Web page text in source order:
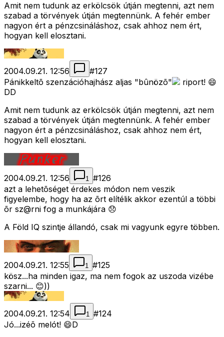
Amit nem tudunk az erkölcsök útján megtenni, azt nem
szabad a törvények útján megtennünk. A fehér ember
nagyon ért a pénzcsináláshoz, csak ahhoz nem ért,
hogyan kell elosztani.
2004.09.21. 12:56 #127
Pánikkeltõ szenzációhajhász aljas "bûnözõ"
riport! 😄
DD
Amit nem tudunk az erkölcsök útján megtenni, azt nem
szabad a törvények útján megtennünk. A fehér ember
nagyon ért a pénzcsináláshoz, csak ahhoz nem ért,
hogyan kell elosztani.
2004.09.21. 12:56 1 #126
azt a lehetõséget érdekes módon nem veszik
figyelembe, hogy ha az õrt elítélik akkor ezentúl a többi
õr sz@rni fog a munkájára 😞
A Föld IQ szintje állandó, csak mi vagyunk egyre többen.
2004.09.21. 12:55 1 #125
kösz...ha minden igaz, ma nem fogok az uszoda vizébe
szarni... 😊))
2004.09.21. 12:54 1 #124
Jó...izéõ melót! 😄D